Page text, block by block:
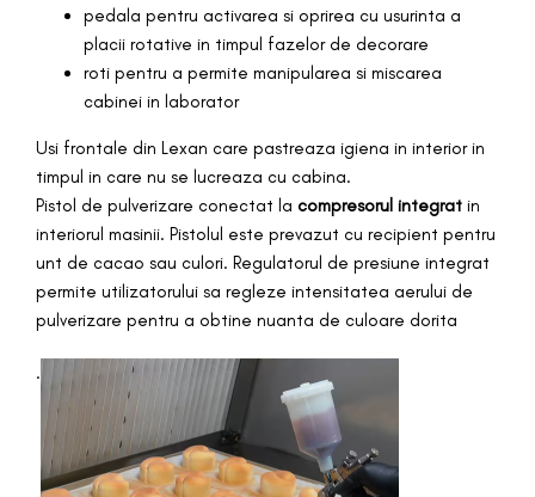
pedala pentru activarea si oprirea cu usurinta a
placii rotative in timpul fazelor de decorare
roti pentru a permite manipularea si miscarea
cabinei in laborator
Usi frontale din Lexan care pastreaza igiena in interior in
timpul in care nu se lucreaza cu cabina.
Pistol de pulverizare conectat la compresorul integrat in
interiorul masinii. Pistolul este prevazut cu recipient pentru
unt de cacao sau culori. Regulatorul de presiune integrat
permite utilizatorului sa regleze intensitatea aerului de
pulverizare pentru a obtine nuanta de culoare dorita
.